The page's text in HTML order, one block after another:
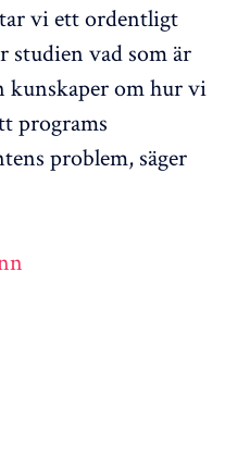
vi ett ordentligt
studien vad som är
kunskaper om hur vi
programs
problem, säger